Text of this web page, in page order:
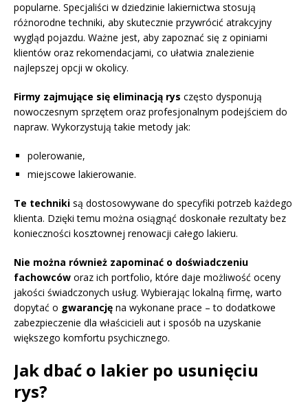
popularne. Specjaliści w dziedzinie lakiernictwa stosują
różnorodne techniki, aby skutecznie przywrócić atrakcyjny
wygląd pojazdu. Ważne jest, aby zapoznać się z opiniami
klientów oraz rekomendacjami, co ułatwia znalezienie
najlepszej opcji w okolicy.
Firmy zajmujące się eliminacją rys często dysponują
nowoczesnym sprzętem oraz profesjonalnym podejściem do
napraw. Wykorzystują takie metody jak:
polerowanie,
miejscowe lakierowanie.
Te techniki są dostosowywane do specyfiki potrzeb każdego
klienta. Dzięki temu można osiągnąć doskonałe rezultaty bez
konieczności kosztownej renowacji całego lakieru.
Nie można również zapominać o doświadczeniu
fachowców oraz ich portfolio, które daje możliwość oceny
jakości świadczonych usług. Wybierając lokalną firmę, warto
dopytać o gwarancję na wykonane prace – to dodatkowe
zabezpieczenie dla właścicieli aut i sposób na uzyskanie
większego komfortu psychicznego.
Jak dbać o lakier po usunięciu
rys?